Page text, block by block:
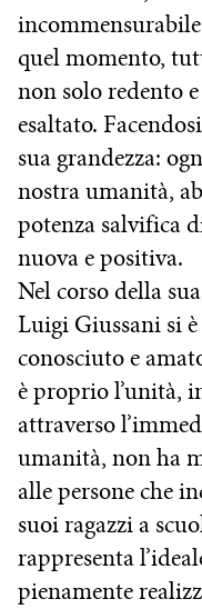
quel momento,
non solo redento
esaltato.
sua grandezza:
nostra umanità,
potenza salvifica
nuova e positiva.
Nel corso della
Luigi Giussani si
conosciuto e
è proprio l’unità,
attraverso
umanità, non ha
alle persone che
suoi ragazzi a
rappresenta
pienamente